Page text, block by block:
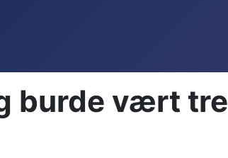
burde vært tre